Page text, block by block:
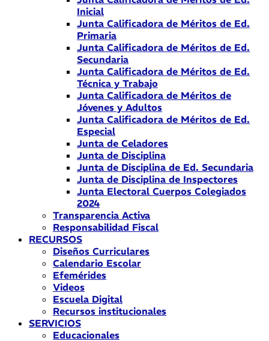
Inicial
Junta Calificadora de Méritos de Ed.
Primaria
Junta Calificadora de Méritos de Ed.
Secundaria
Junta Calificadora de Méritos de Ed.
Técnica y Trabajo
Junta Calificadora de Méritos de
Jóvenes y Adultos
Junta Calificadora de Méritos de Ed.
Especial
Junta de Celadores
Junta de Disciplina
Junta de Disciplina de Ed. Secundaria
Junta de Disciplina de Inspectores
Junta Electoral Cuerpos Colegiados
2024
Transparencia Activa
Responsabilidad Fiscal
RECURSOS
Diseños Curriculares
Calendario Escolar
Efemérides
Videos
Escuela Digital
Recursos institucionales
SERVICIOS
Educacionales